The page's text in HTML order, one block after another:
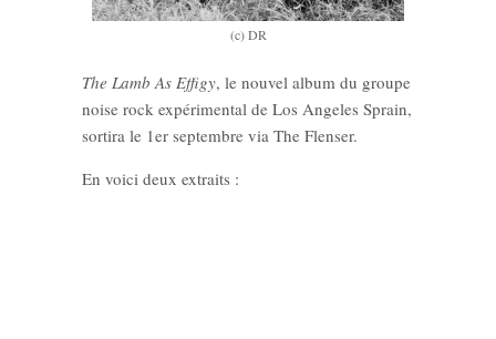
(c) DR
The Lamb As Effigy, le nouvel album du groupe
noise rock expérimental de Los Angeles Sprain,
sortira le 1er septembre via The Flenser.
En voici deux extraits :